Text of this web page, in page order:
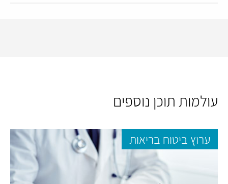
עולמות תוכן נוספים
ערוץ ביטוח בריאות